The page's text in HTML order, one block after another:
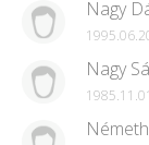
Nagy
Nagy
1985.11.01